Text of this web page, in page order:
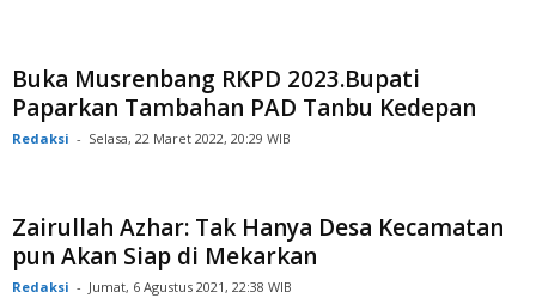
Buka Musrenbang RKPD 2023.Bupati
Paparkan Tambahan PAD Tanbu Kedepan
Redaksi - Selasa, 22 Maret 2022, 20:29 WIB
Zairullah Azhar: Tak Hanya Desa Kecamatan
pun Akan Siap di Mekarkan
Redaksi - Jumat, 6 Agustus 2021, 22:38 WIB